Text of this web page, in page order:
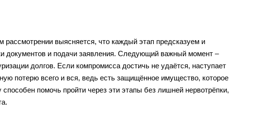
выясняется, что каждый этап предсказуем и
документов и подачи заявления. Следующий важный момент –
долгов. Если компромисса достичь не удаётся, наступает
потерю всего и вся, ведь есть защищённое имущество, которое
помочь пройти через эти этапы без лишней нервотрёпки,